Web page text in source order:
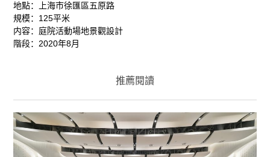
地點：上海市徐匯區五原路
規模：125平米
内容：庭院活動場地景觀設計
階段：2020年8月
推薦閱讀